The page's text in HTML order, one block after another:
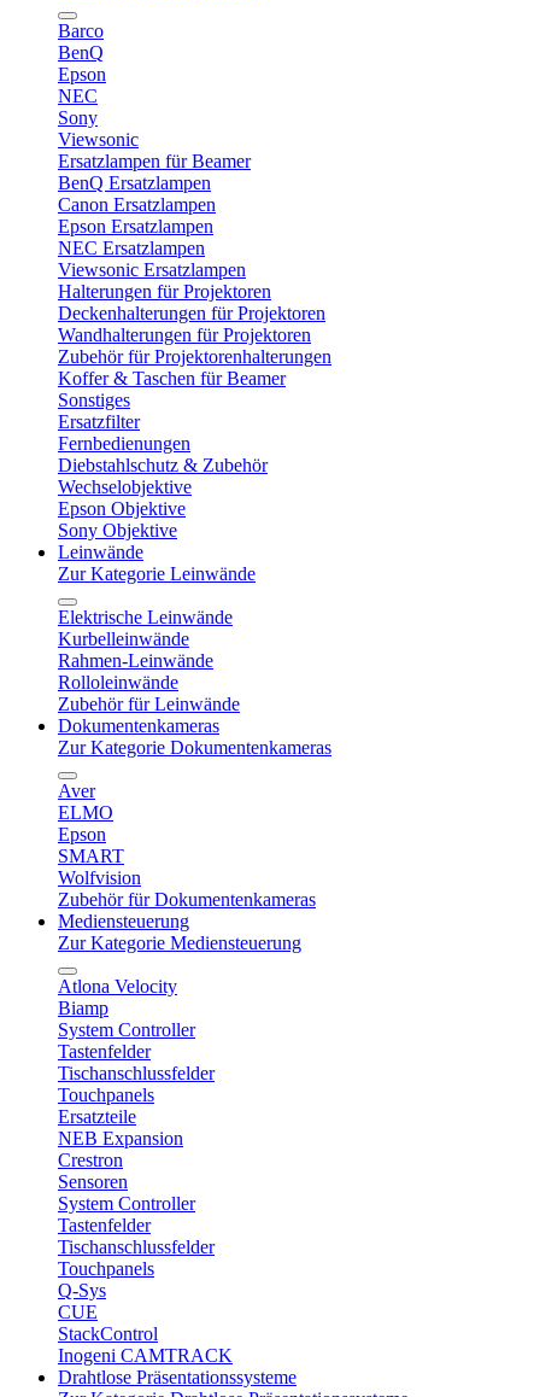
Barco
BenQ
Epson
NEC
Sony
Viewsonic
Ersatzlampen für Beamer
BenQ Ersatzlampen
Canon Ersatzlampen
Epson Ersatzlampen
NEC Ersatzlampen
Viewsonic Ersatzlampen
Halterungen für Projektoren
Deckenhalterungen für Projektoren
Wandhalterungen für Projektoren
Zubehör für Projektorenhalterungen
Koffer & Taschen für Beamer
Sonstiges
Ersatzfilter
Fernbedienungen
Diebstahlschutz & Zubehör
Wechselobjektive
Epson Objektive
Sony Objektive
Leinwände
Zur Kategorie Leinwände
Elektrische Leinwände
Kurbelleinwände
Rahmen-Leinwände
Rolloleinwände
Zubehör für Leinwände
Dokumentenkameras
Zur Kategorie Dokumentenkameras
Aver
ELMO
Epson
SMART
Wolfvision
Zubehör für Dokumentenkameras
Mediensteuerung
Zur Kategorie Mediensteuerung
Atlona Velocity
Biamp
System Controller
Tastenfelder
Tischanschlussfelder
Touchpanels
Ersatzteile
NEB Expansion
Crestron
Sensoren
System Controller
Tastenfelder
Tischanschlussfelder
Touchpanels
Q-Sys
CUE
StackControl
Inogeni CAMTRACK
Drahtlose Präsentationssysteme